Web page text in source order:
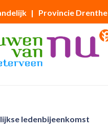
| Provincie Drenthe
ledenbijeenkomst